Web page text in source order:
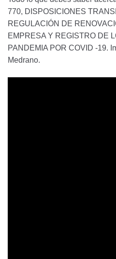
770, DISPOSICIONES
REGULACIÓN DE
EMPRESA Y REGISTRO DE
PANDEMIA POR COVID -19.
Medrano.